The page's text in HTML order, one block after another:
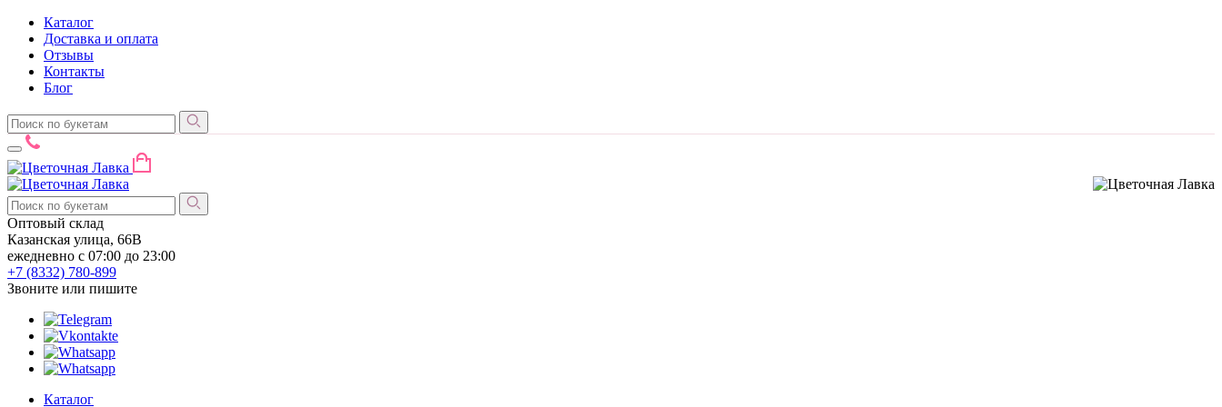
Каталог
Доставка и оплата
Отзывы
Контакты
Блог
Оптовый склад
Казанская улица, 66В
ежедневно с 07:00 до 23:00
+7 (8332) 780-899
Звоните или пишите
Каталог